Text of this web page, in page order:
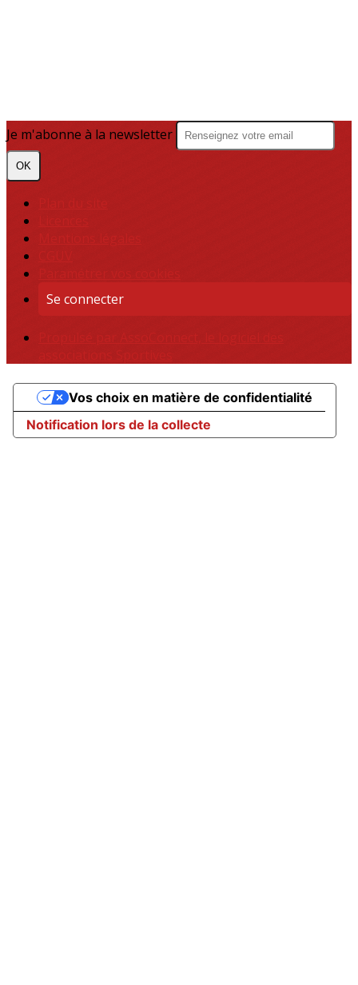
Je m'abonne à la newsletter
OK
Plan du site
Mentions légales
CGUV
Paramétrer vos cookies
Se connecter
Propulsé par AssoConnect, le logiciel des
associations Sportives
Notification lors de la collecte
Vos choix en matière de confidentialité